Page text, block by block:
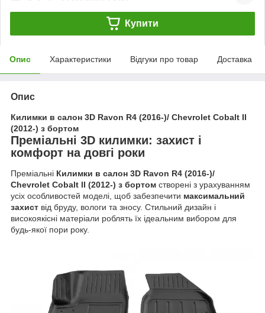
Купити
Опис Характеристики Відгуки про товар Доставка
Опис
Килимки в салон 3D Ravon R4 (2016-)/ Chevrolet Cobalt II
(2012-) з бортом
Преміальні 3D килимки: захист і
комфорт на довгі роки
Преміальні Килимки в салон 3D Ravon R4 (2016-)/
Chevrolet Cobalt II (2012-) з бортом створені з урахуванням
усіх особливостей моделі, щоб забезпечити максимальний
захист від бруду, вологи та зносу. Стильний дизайн і
високоякісні матеріали роблять їх ідеальним вибором для
будь-якої пори року.